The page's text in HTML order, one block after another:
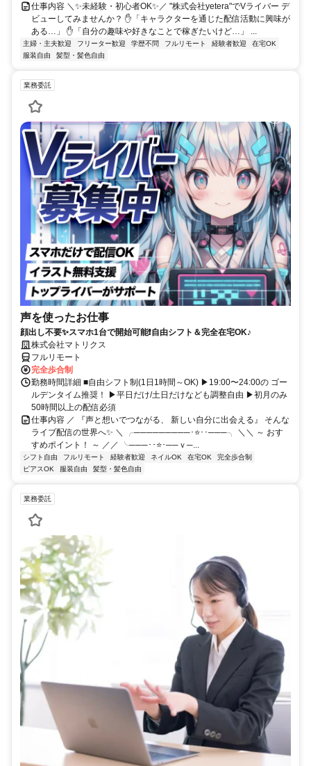
仕事内容 ＼✨未経験・初心者OK✨／ "株式会社yetera"でVライバー デ
ビューしてみませんか？ ✋「キャラクターを通じた配信活動に興味が
ある…」 ✋「自分の趣味や好きなことで稼ぎたいけど…」 ...
主婦・主夫歓迎 フリーター歓迎 学歴不問 フルリモート 経験者歓迎
在宅OK
服装自由
髪型・髪色自由
業務委託
声を使ったお仕事
顔出し不要✨スマホ1台で開始可能❗自由シフト＆完全在宅OK♪
株式会社マトリクス
フルリモート
完全歩合制
勤務時間詳細 ■自由シフト制(1日1時間～OK) ▶19:00〜24:00の ゴー
ルデンタイム推奨！ ▶平日だけ/土日だけなども調整自由 ▶初月のみ
50時間以上の配信必須
仕事内容 ／ 『声と想いでつながる、 新しい自分に出会える』 そんな
ライブ配信の世界へ✨ ＼ ╭─────────･⭐･･───╮ ＼＼ ～ おす
すめポイント！ ～ ／／ ╰───･･⭐･──ｖ─...
シフト自由 フルリモート 経験者歓迎 ネイルOK 在宅OK
完全歩合制
ピアスOK
服装自由 髪型・髪色自由
業務委託